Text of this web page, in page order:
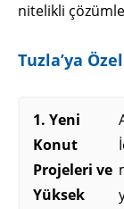
nitelikli
Tuzla’ya
1. Yeni
Konut
Projeleri ve
Yüksek